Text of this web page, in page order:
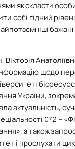
як скласти
собі гідний
щодо
України,
актуальність,
072 –
а також
і прослухати